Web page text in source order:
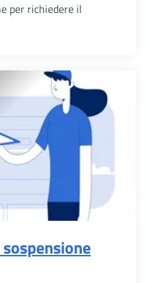
per richiedere il